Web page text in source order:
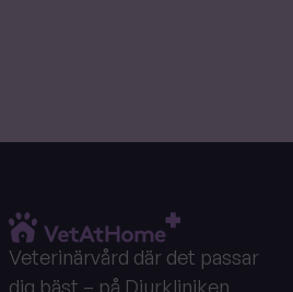
Veterinärvård där det passar
dig bäst – på Djurkliniken